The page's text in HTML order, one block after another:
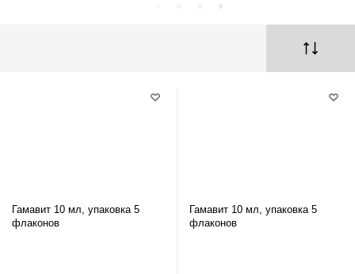
Гамавит 10 мл, упаковка 5
флаконов
Гамавит 10 мл, упаковка 5
флаконов